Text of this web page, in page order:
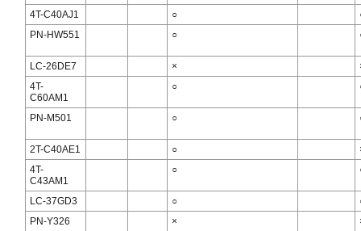
4T-C40AJ1 ○
PN-HW551
○
LC-26DE7 ×
4T-
C60AM1
○
PN-M501 ○
2T-C40AE1 ○
4T-
C43AM1
○
LC-37GD3 ○
PN-Y326
×